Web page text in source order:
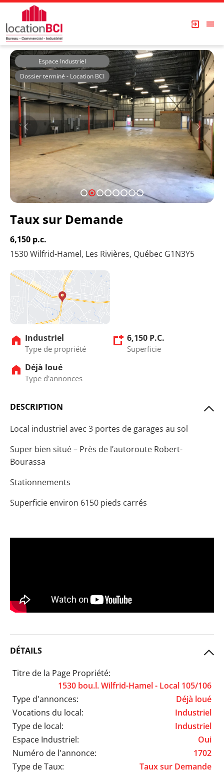
1 2 3 4 5 6 7 8
Espace Industriel
Dossier terminé - Location BCI
Taux sur Demande
6,150 p.c.
1530 Wilfrid-Hamel, Les Rivières, Québec G1N3Y5
Industriel
Type de propriété
6,150 P.C.
Superficie
Déjà loué
Type d'annonces
DESCRIPTION
Local industriel avec 3 portes de garages au sol
Super bien situé – Près de l’autoroute Robert-
Bourassa
Stationnements
Superficie environ 6150 pieds carrés
DÉTAILS
Titre de la Page Propriété:
1530 bou.l. Wilfrid-Hamel - Local 105/106
Type d'annonces:
Déjà loué
Vocations du local:
Industriel
Type de local:
Industriel
Espace Industriel:
Oui
Numéro de l'annonce:
1702
Type de Taux:
Taux sur Demande